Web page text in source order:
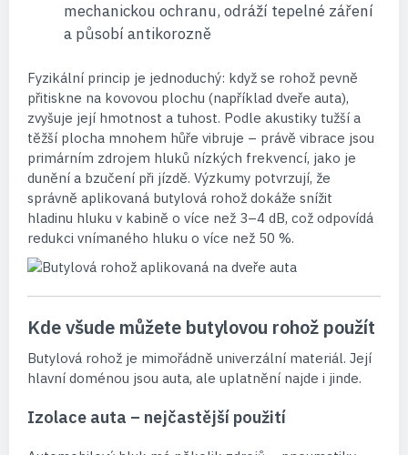
mechanickou ochranu, odráží tepelné záření
a působí antikorozně
Fyzikální princip je jednoduchý: když se rohož pevně
přitiskne na kovovou plochu (například dveře auta),
zvyšuje její hmotnost a tuhost. Podle akustiky tužší a
těžší plocha mnohem hůře vibruje – právě vibrace jsou
primárním zdrojem hluků nízkých frekvencí, jako je
dunění a bzučení při jízdě. Výzkumy potvrzují, že
správně aplikovaná butylová rohož dokáže snížit
hladinu hluku v kabině o více než 3–4 dB, což odpovídá
redukci vnímaného hluku o více než 50 %.
Kde všude můžete butylovou rohož použít
Butylová rohož je mimořádně univerzální materiál. Její
hlavní doménou jsou auta, ale uplatnění najde i jinde.
Izolace auta – nejčastější použití